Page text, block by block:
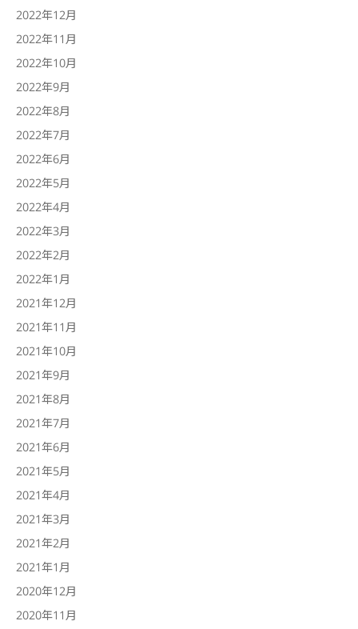
2022年12月
2022年11月
2022年10月
2022年9月
2022年8月
2022年7月
2022年6月
2022年5月
2022年4月
2022年3月
2022年2月
2022年1月
2021年12月
2021年11月
2021年10月
2021年9月
2021年8月
2021年7月
2021年6月
2021年5月
2021年4月
2021年3月
2021年2月
2021年1月
2020年12月
2020年11月